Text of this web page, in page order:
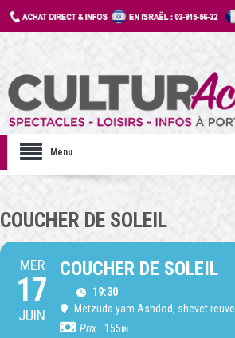
Menu
COUCHER DE SOLEIL
MER
17
JUIN
COUCHER DE SOLEIL
19:30
Metzuda yam Ashdod, shevet
Prix
155₪